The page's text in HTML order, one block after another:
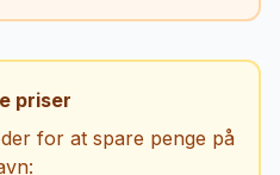
priser
for at spare penge på
: